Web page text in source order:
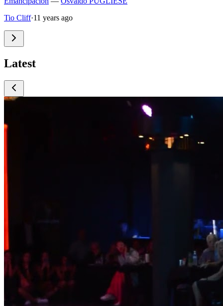
Tio Cliff·11 years ago
Latest